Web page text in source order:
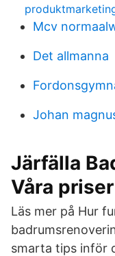
Mcv
Det allmanna
Johan
Järfälla
Våra priser
Läs mer på Hur
smarta tips inför